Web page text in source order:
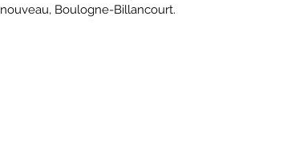
nouveau, Boulogne-Billancourt.